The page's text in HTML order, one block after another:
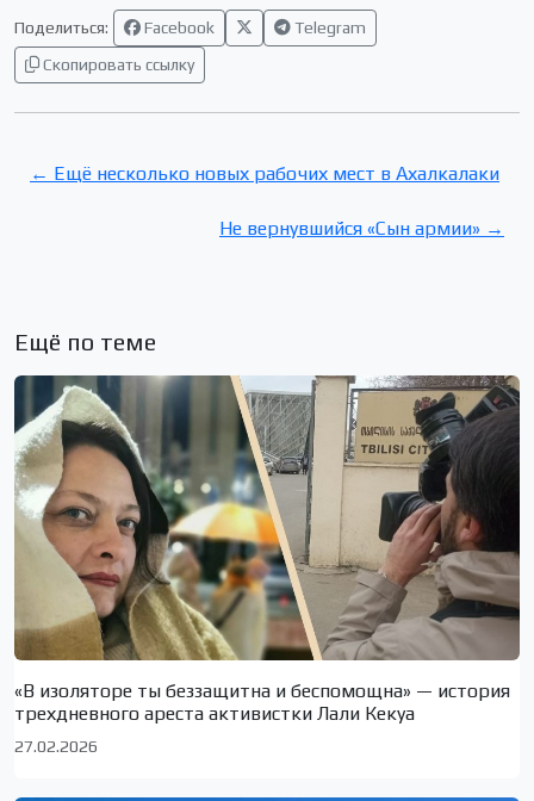
Поделиться: Facebook
Telegram
Скопировать ссылку
← Ещё несколько новых рабочих мест в Ахалкалаки
Не вернувшийся «Сын армии» →
Ещё по теме
«В изоляторе ты беззащитна и беспомощна» — история
трехдневного ареста активистки Лали Кекуа
27.02.2026